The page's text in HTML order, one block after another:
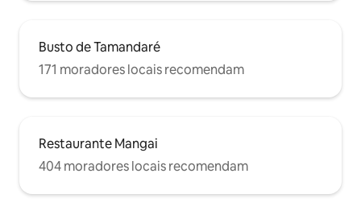
Busto de Tamandaré
171 moradores locais recomendam
Restaurante Mangai
404 moradores locais recomendam